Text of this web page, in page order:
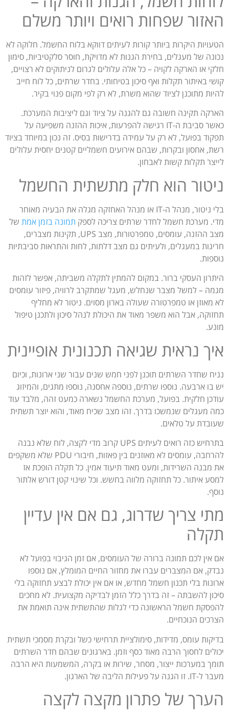
האזור שפחות רואים ויותר משלם
הטעויות היקרות ביותר קורות לעיתים דווקא בלוח החשמל. חלוקה לא
נכונה של מעגלים, בחירת הגנות לא מדויקת, חוסר סלקטיביות, סימון
חלקי או הארקה לקויה – כל אלה עלולים לגרום לניתוקים לא רצויים,
קושי באיתור תקלות ואף סיכון בטיחותי. בחדר שרתים, כל לוח חייב
להיות מתוכנן לציוד שהוא משרת, לא רק לפי מקום פנוי בקיר.
הארקה תקינה חשובה גם להגנה על ציוד וגם ליציבות המערכת.
כאשר סביבת ה-IT רגישה להפרעות, איכות ההזנה משפיעה על
תפקוד בפועל, לא רק על עמידה בדרישות בסיס. זה נכון במיוחד בציוד
רשת, אחסון ובקרות, שבהם אירועים חשמליים קטנים יחסית עלולים
לייצר תקלות קשות לאבחון.
ניטור הוא חלק מתשתית החשמל
בלי ניטור, מנהל ה-IT או מנהל האחזקה מגלה את הבעיה מאוחר
מדי. מערכת חשמל לחדר שרתים צריכה לספק תמונה בזמן אמת של
מצב ההזנה, עומסים, טמפרטורות, מצב UPS, תקינות מצברים,
חריגות במעגלים, ולעיתים גם מצב דלתות, לחות והתראות סביבתיות
נוספות.
היתרון העסקי ברור. במקום להמתין לתקלה משביתה, אפשר לזהות
מגמה – למשל מצבר שנחלש, מעגל שמתקרב לרוויה, פיזור עומסים
לא מאוזן או טמפרטורה שעולה בארון מסוים. ניטור לא מחליף
תחזוקה, אבל הוא משפר מאוד את היכולת לנהל סיכון ולתכנן טיפול
מונע.
איך נראית שגיאה תכנונית אופיינית
נניח שחדר השרתים תוכנן לפני חמש שנים עבור שני ארונות, וכיום
יש בו ארבעה. נוספו שרתים, נוספה אחסנה, נוספו מתגים, והמיזוג
עודכן חלקית. בפועל, מערכת החשמל נשארה כמעט זהה, מלבד עוד
כמה מעגלים שנמשכו בדרך. זהו מצב שכיח מאוד, והוא יוצר תשתית
שעובדת על טלאים.
בתרחיש כזה רואים לעיתים UPS קרוב מדי לקצה, לוח שלא נבנה
להרחבה, עומסים לא מאוזנים בין פאזות, חיבורי PDU שלא משקפים
את מבנה השרידות, ומעט מאוד תיעוד אמין. כל תקלה הופכת אז
למסע איתור. כל תחזוקה מלווה בחשש. וכל שינוי קטן דורש אלתור
נוסף.
מתי צריך שדרוג, גם אם אין עדיין
תקלה
אם אין לכם תמונה ברורה של העומסים, אם זמן הגיבוי בפועל לא
נבדק, אם המצברים עברו את מחזור החיים המומלץ, אם נוספו
ארונות בלי תכנון חשמל מחדש, או אם אין יכולת לבצע תחזוקה בלי
סיכון להשבתה – זה בדרך כלל הזמן לבדיקה מקצועית. לא מחכים
להפסקת חשמל הראשונה כדי לגלות שהתשתית אינה תואמת את
הצרכים הנוכחיים.
בדיקות עומס, מדידות, סימולציית תרחישי כשל ובקרת מסמכי תשתית
יכולים לחסוך הרבה מאוד כסף וזמן. בארגונים שבהם חדר השרתים
תומך במערכות ייצור, מסחר, שירות או בקרה, המשמעות היא הרבה
מעבר ל-IT. זו הגנה על פעילות הליבה של הארגון.
הערך של פתרון מקצה לקצה